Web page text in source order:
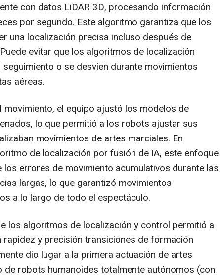
con datos LiDAR 3D, procesando información
por segundo. Este algoritmo garantiza que los
una localización precisa incluso después de
evitar que los algoritmos de localización
o se desvíen durante movimientos
aéreas.
movimiento, el equipo ajustó los modelos de
lo que permitió a los robots ajustar sus
movimientos de artes marciales. En
de localización por fusión de IA, este enfoque
errores de movimiento acumulativos durante las
largas, lo que garantizó movimientos
a lo largo de todo el espectáculo.
los algoritmos de localización y control permitió a
y precisión transiciones de formación
dio lugar a la primera actuación de artes
de robots humanoides totalmente autónomos (con